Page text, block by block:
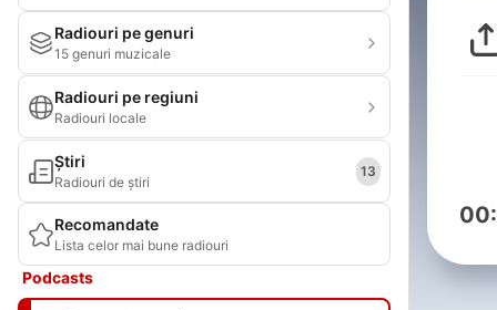
Radiouri pe genuri
15 genuri muzicale
Radiouri pe regiuni
Radiouri locale
Știri
Radiouri de știri
13
Recomandate
Lista celor mai bune radiouri
Podcasts